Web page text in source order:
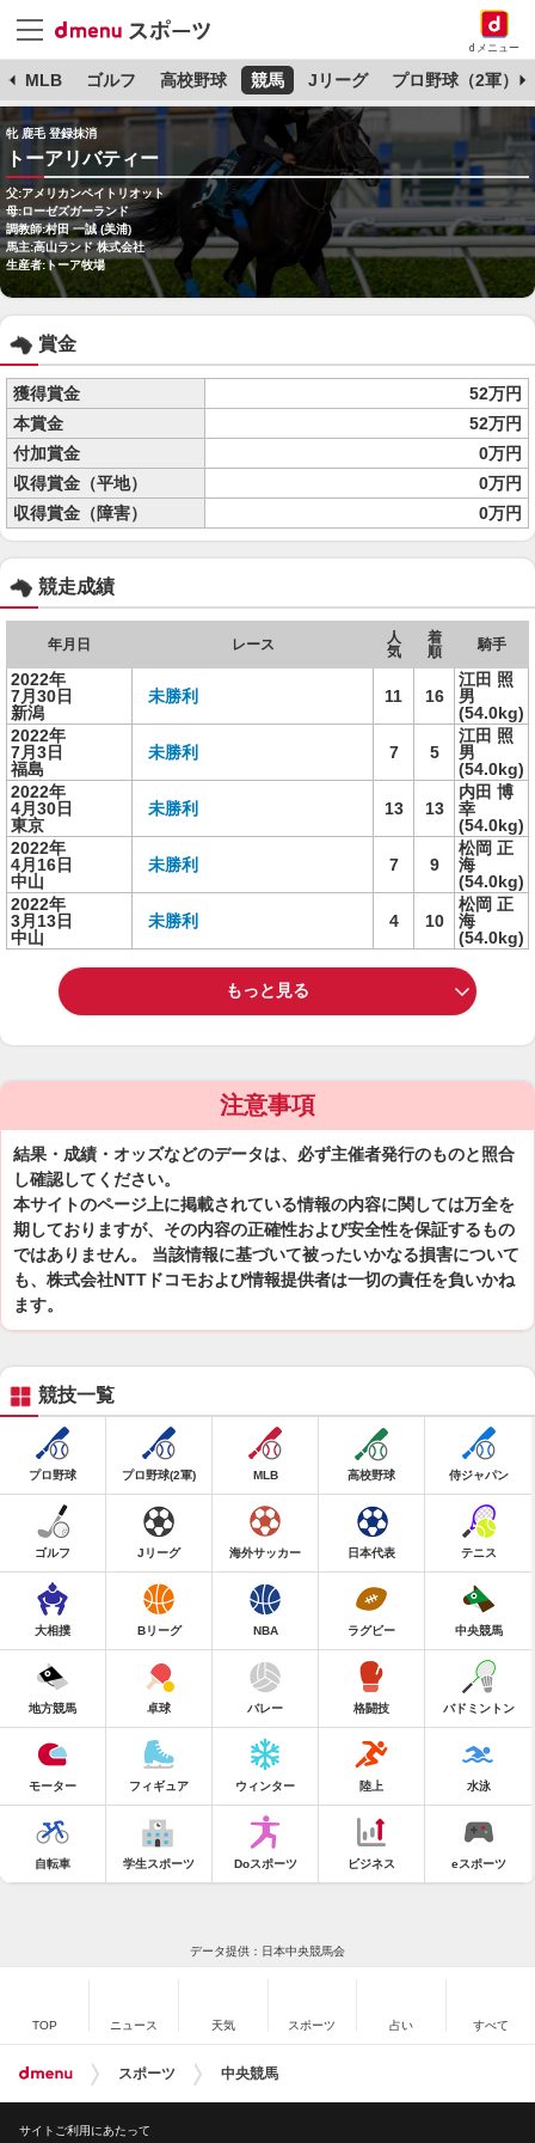
dメニュー
MLB ゴルフ 高校野球 競馬 Jリーグ プロ野球（2軍）
牝 鹿毛 登録抹消
トーアリバティー
父:アメリカンペイトリオット
母:ローゼズガーランド
調教師:村田 一誠 (美浦)
馬主:高山ランド 株式会社
生産者:トーア牧場
賞金
獲得賞金
52万円
本賞金
52万円
付加賞金
0万円
収得賞金（平地）
0万円
収得賞金（障害）
0万円
競走成績
年月日 レース
人
気
着
順
騎手
2022年
7月30日
新潟
未勝利 11 16
江田 照
男
(54.0kg)
2022年
7月3日
福島
未勝利 7 5
江田 照
男
(54.0kg)
2022年
4月30日
東京
未勝利 13 13
内田 博
幸
(54.0kg)
2022年
4月16日
中山
未勝利 7 9
松岡 正
海
(54.0kg)
2022年
3月13日
中山
未勝利 4 10
松岡 正
海
(54.0kg)
もっと見る
注意事項
結果・成績・オッズなどのデータは、必ず主催者発行のものと照合
し確認してください。
本サイトのページ上に掲載されている情報の内容に関しては万全を
期しておりますが、その内容の正確性および安全性を保証するもの
ではありません。 当該情報に基づいて被ったいかなる損害について
も、株式会社NTTドコモおよび情報提供者は一切の責任を負いかね
ます。
競技一覧
プロ野球 プロ野球(2軍) MLB 高校野球 侍ジャパン
ゴルフ Jリーグ 海外サッカー 日本代表 テニス
大相撲 Bリーグ NBA ラグビー 中央競馬
地方競馬 卓球 バレー 格闘技 バドミントン
モーター フィギュア ウィンター 陸上 水泳
自転車 学生スポーツ Doスポーツ ビジネス eスポーツ
データ提供：日本中央競馬会
TOP ニュース 天気 スポーツ 占い すべて
スポーツ 中央競馬
サイトご利用にあたって